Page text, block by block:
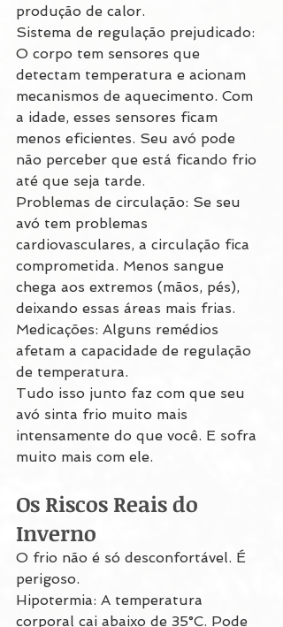
produção de calor.
Sistema de regulação prejudicado:
O corpo tem sensores que
detectam temperatura e acionam
mecanismos de aquecimento. Com
a idade, esses sensores ficam
menos eficientes. Seu avó pode
não perceber que está ficando frio
até que seja tarde.
Problemas de circulação: Se seu
avó tem problemas
cardiovasculares, a circulação fica
comprometida. Menos sangue
chega aos extremos (mãos, pés),
deixando essas áreas mais frias.
Medicações: Alguns remédios
afetam a capacidade de regulação
de temperatura.
Tudo isso junto faz com que seu
avó sinta frio muito mais
intensamente do que você. E sofra
muito mais com ele.
Os Riscos Reais do
Inverno
O frio não é só desconfortável. É
perigoso.
Hipotermia: A temperatura
corporal cai abaixo de 35°C. Pode